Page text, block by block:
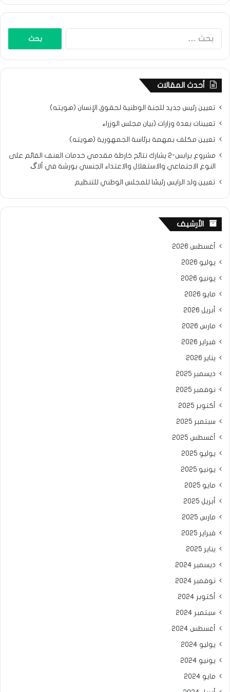
أحدث المقالات
تعيين رئيس جديد للجنة الوطنية لحقوق الإنسان (هويته)
تعيينات بعدة وزارات (بيان مجلس الوزراء
تعيين مكلف بمهمة برئاسة الجمهورية (هويته)
مشروع برابس-2 يشارك نتائح خارطة مقدمي خدمات العنف القائم على
النوع الاجتماعي والاستغلال والاعتداء الجنسي بورشة في ألاگ
تعيين ولد الرايس رئيسًا للمجلس الوطني للتنظيم
الأرشيف
أغسطس 2026
يوليو 2026
يونيو 2026
مايو 2026
أبريل 2026
مارس 2026
فبراير 2026
يناير 2026
ديسمبر 2025
نوفمبر 2025
أكتوبر 2025
سبتمبر 2025
أغسطس 2025
يوليو 2025
يونيو 2025
مايو 2025
أبريل 2025
مارس 2025
فبراير 2025
يناير 2025
ديسمبر 2024
نوفمبر 2024
أكتوبر 2024
سبتمبر 2024
أغسطس 2024
يوليو 2024
يونيو 2024
مايو 2024